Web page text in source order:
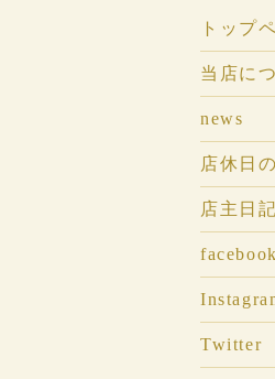
トップ
当店に
news
店休日
店主日記
facebook
Twitter